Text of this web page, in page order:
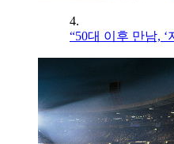
4.
“50대 이후 만남,